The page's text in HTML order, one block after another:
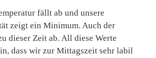
fällt ab und unsere
zeigt ein Minimum. Auch der
dieser Zeit ab. All diese Werte
dass wir zur Mittagszeit sehr labil